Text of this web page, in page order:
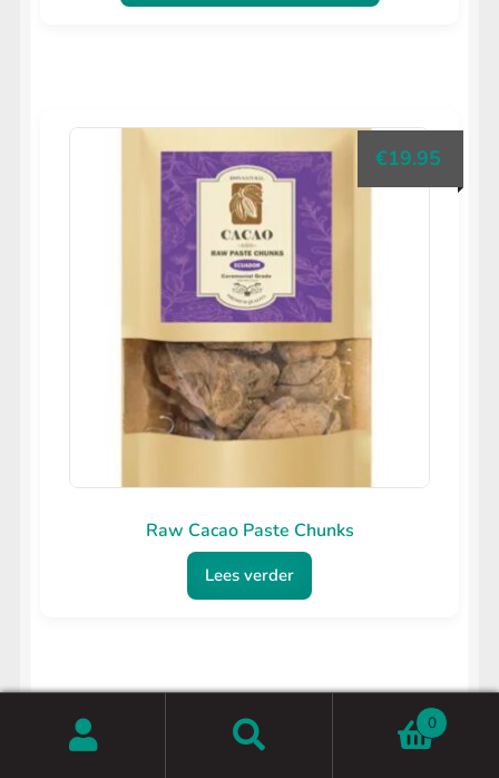
Raw Cacao Paste Chunks
€19.95
Lees verder
9.95
Zoeken
Zoeken
0